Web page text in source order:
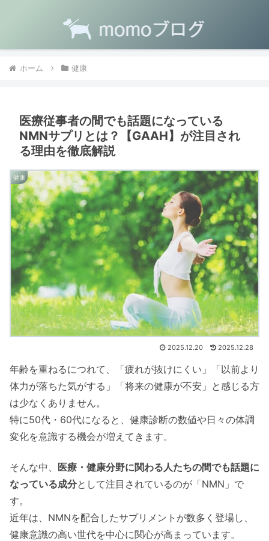
ホーム 健康
医療従事者の間でも話題になっている
NMNサプリとは？【GAAH】が注目され
る理由を徹底解説
健康
2025.12.20 2025.12.28
年齢を重ねるにつれて、「疲れが抜けにくい」「以前より
体力が落ちた気がする」「将来の健康が不安」と感じる方
は少なくありません。
特に50代・60代になると、健康診断の数値や日々の体調
変化を意識する機会が増えてきます。
そんな中、 医療・健康分野に関わる人たちの間でも話題に
なっている成分として注目されているのが「NMN」で
す。
近年は、NMNを配合したサプリメントが数多く登場し、
健康意識の高い世代を中心に関心が高まっています。